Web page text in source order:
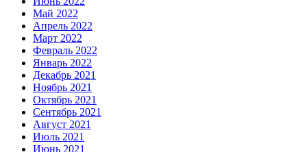
Май 2022
Апрель 2022
Март 2022
Февраль 2022
Январь 2022
Декабрь 2021
Ноябрь 2021
Октябрь 2021
Сентябрь 2021
Август 2021
Июль 2021
Июнь 2021